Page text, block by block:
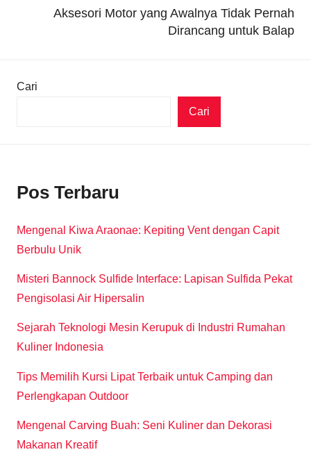
Aksesori Motor yang Awalnya Tidak Pernah
Dirancang untuk Balap
Cari
Cari
Pos Terbaru
Mengenal Kiwa Araonae: Kepiting Vent dengan Capit
Berbulu Unik
Misteri Bannock Sulfide Interface: Lapisan Sulfida Pekat
Pengisolasi Air Hipersalin
Sejarah Teknologi Mesin Kerupuk di Industri Rumahan
Kuliner Indonesia
Tips Memilih Kursi Lipat Terbaik untuk Camping dan
Perlengkapan Outdoor
Mengenal Carving Buah: Seni Kuliner dan Dekorasi
Makanan Kreatif